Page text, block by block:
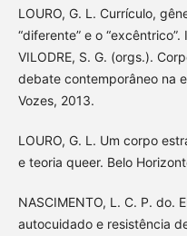
LOURO, G. L. Currículo,
“diferente” e o “excêntrico”.
VILODRE, S. G. (orgs.).
debate contemporâneo na
Vozes, 2013.
LOURO, G. L. Um corpo
e teoria queer. Belo
NASCIMENTO, L. C. P. do.
autocuidado e resistência